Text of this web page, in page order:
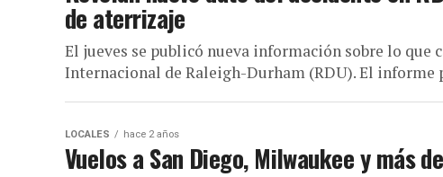
de aterrizaje
El jueves se publicó nueva información sobre lo que
Internacional de Raleigh-Durham (RDU). El informe
LOCALES hace 2 años
Vuelos a San Diego, Milwaukee y más